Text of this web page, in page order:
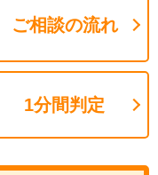
ご相談の流れ
1分間判定